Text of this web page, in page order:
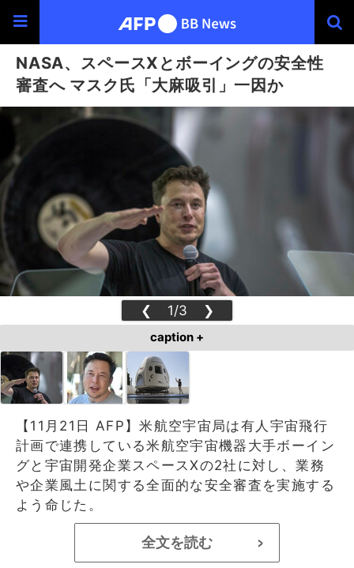
NASA、スペースXとボーイングの安全性
審査へ マスク氏「大麻吸引」一因か
❮ 1/3 ❯
caption +
【11月21日 AFP】米航空宇宙局は有人宇宙飛行
計画で連携している米航空宇宙機器大手ボーイン
グと宇宙開発企業スペースXの2社に対し、業務
や企業風土に関する全面的な安全審査を実施する
よう命じた。
全文を読む >